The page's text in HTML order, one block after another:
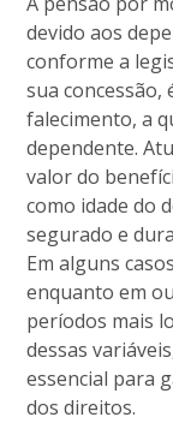
devido aos
conforme a
sua concessão,
falecimento, a
dependente.
valor do
como idade do
segurado e
Em alguns
enquanto em
períodos mais
dessas
essencial para
dos direitos.